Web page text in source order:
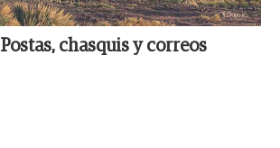
Postas, chasquis y correos